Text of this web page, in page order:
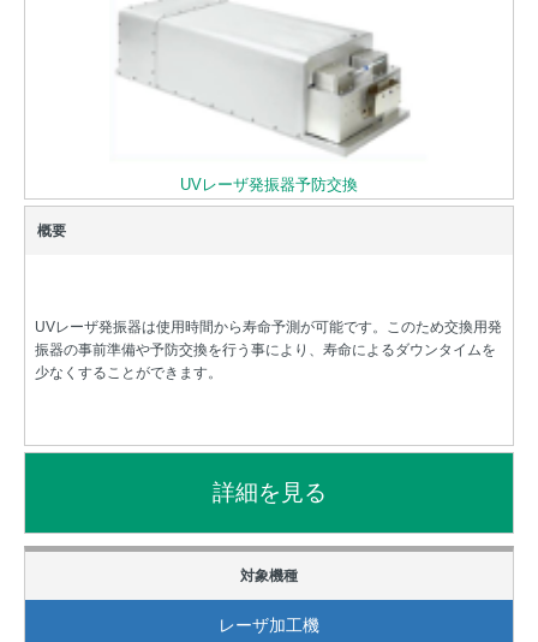
UVレーザ発振器予防交換
UVレーザ発振器は使用時間から寿命予測が可能です。このため交換用発
振器の事前準備や予防交換を行う事により、寿命によるダウンタイムを
少なくすることができます。
レーザ加工機